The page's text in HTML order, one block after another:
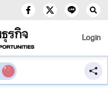
Login